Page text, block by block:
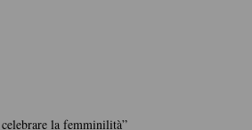
la femminilità”